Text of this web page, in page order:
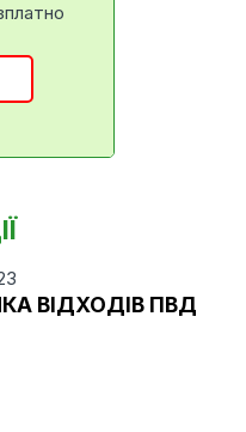
ВІДХОДІВ ПВД